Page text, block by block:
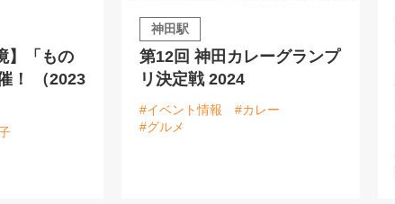
】「もの
！ （2023
神田駅
第12回 神田カレーグランプ
リ決定戦 2024
#イベント情報
#カレー
#グルメ